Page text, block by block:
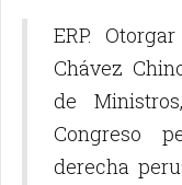
ERP.
Chávez
de
Congreso
derecha